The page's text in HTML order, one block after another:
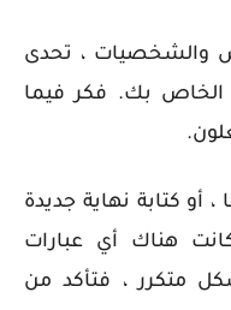
والشخصيات ، تحدى
الخاص بك. فكر فيما
كتابة نهاية جديدة
هناك أي عبارات
متكرر ، فتأكد من